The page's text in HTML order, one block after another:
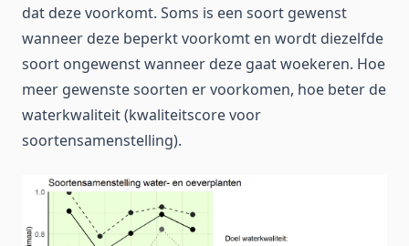
dat deze voorkomt. Soms is een soort gewenst
wanneer deze beperkt voorkomt en wordt diezelfde
soort ongewenst wanneer deze gaat woekeren. Hoe
meer gewenste soorten er voorkomen, hoe beter de
waterkwaliteit (kwaliteitscore voor
soortensamenstelling).